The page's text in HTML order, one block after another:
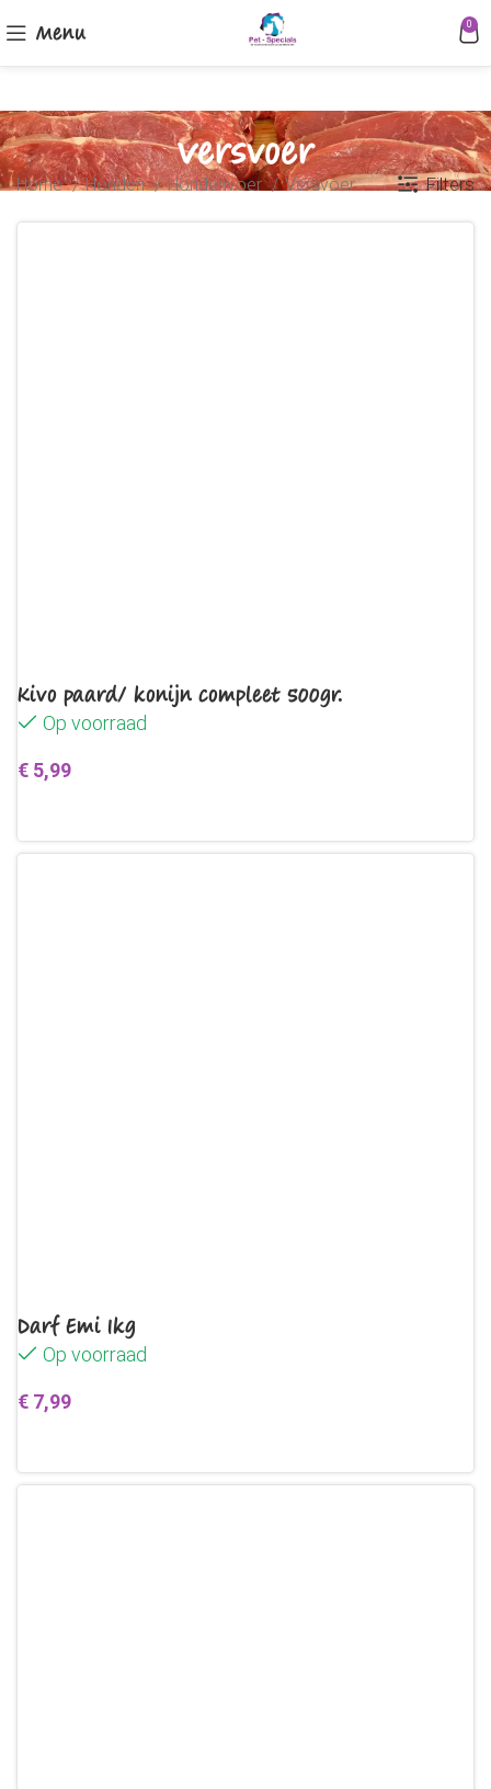
Menu 0
Versvoer
Home Honden Hondenvoer Versvoer Filters
Kivo paard/ konijn compleet 500gr.
Op voorraad
€ 5,99
Darf Emi 1kg
Op voorraad
€ 7,99